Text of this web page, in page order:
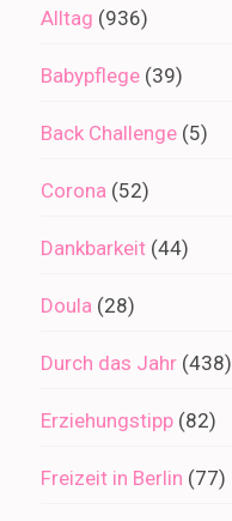
Alltag (936)
Babypflege (39)
Back Challenge (5)
Corona (52)
Dankbarkeit (44)
Doula (28)
Durch das Jahr (438)
Erziehungstipp (82)
Freizeit in Berlin (77)